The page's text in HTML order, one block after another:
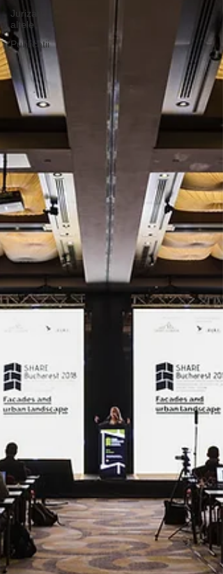
Jurizari,
altele
Publicatii